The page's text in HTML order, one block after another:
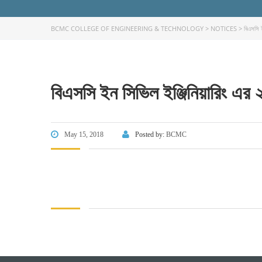
BCMC COLLEGE OF ENGINEERING & TECHNOLOGY > NOTICES > বিএসসি
বিএসসি ইন সিভিল ইঞ্জিনিয়ারিং
May 15, 2018 Posted by: BCMC
FACEBOOK PRIMARY PAGE